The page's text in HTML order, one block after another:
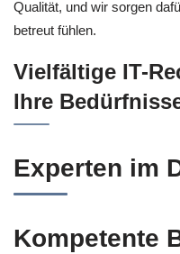
Qualität, und wir sorgen
betreut fühlen.
Vielfältige IT-
Ihre
Experten im
Kompetente